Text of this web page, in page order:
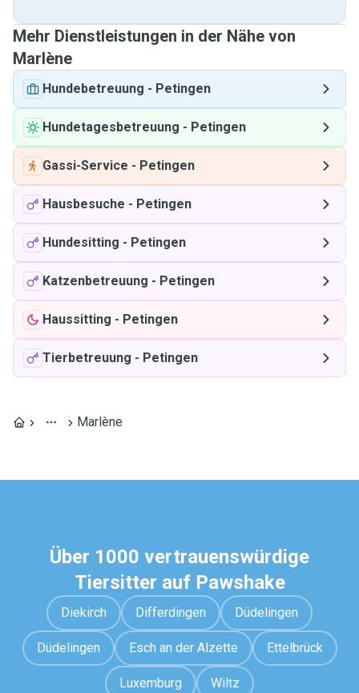
Mehr Dienstleistungen in der Nähe von
Marlène
Hundebetreuung - Petingen
Hundetagesbetreuung - Petingen
Gassi-Service - Petingen
Hausbesuche - Petingen
Hundesitting - Petingen
Katzenbetreuung - Petingen
Haussitting - Petingen
Tierbetreuung - Petingen
Marlène
Über 1000 vertrauenswürdige
Tiersitter auf Pawshake
Diekirch Differdingen Düdelingen
Düdelingen Esch an der Alzette Ettelbrück
Luxemburg Wiltz